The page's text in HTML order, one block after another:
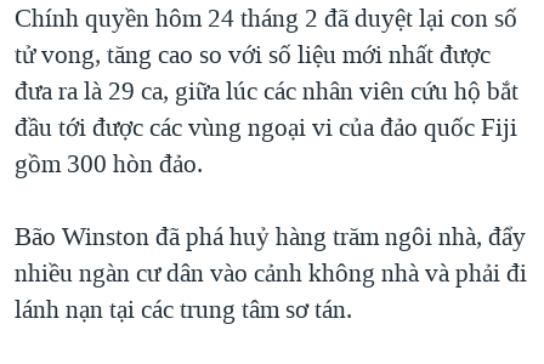
TRỊNH VĨNH BÌNH VS. CHÍNH PHỦ VIỆT NAM
NGƯ DÂN VIỆT VÀ LÀN SÓNG TRỘM HẢI SÂM
BÊN KIA QUỐC LỘ: TIẾNG VỌNG TỪ NÔNG THÔN MỸ
QUAN HỆ VIỆT MỸ
Chính quyền hôm 24 tháng 2 đã duyệt lại con số
tử vong, tăng cao so với số liệu mới nhất được
đưa ra là 29 ca, giữa lúc các nhân viên cứu hộ bắt
đầu tới được các vùng ngoại vi của đảo quốc Fiji
gồm 300 hòn đảo.
Bão Winston đã phá huỷ hàng trăm ngôi nhà, đẩy
nhiều ngàn cư dân vào cảnh không nhà và phải đi
lánh nạn tại các trung tâm sơ tán.